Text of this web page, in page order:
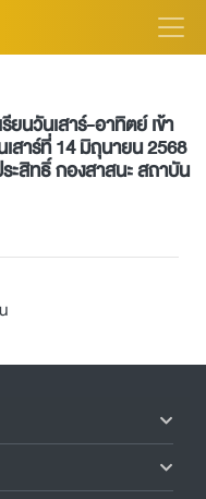
นวันเสาร์-อาทิตย์ เข้า
สาร์ที่ 14 มิถุนายน 2568
ะสิทธิ์ กองสาสนะ สถาบัน